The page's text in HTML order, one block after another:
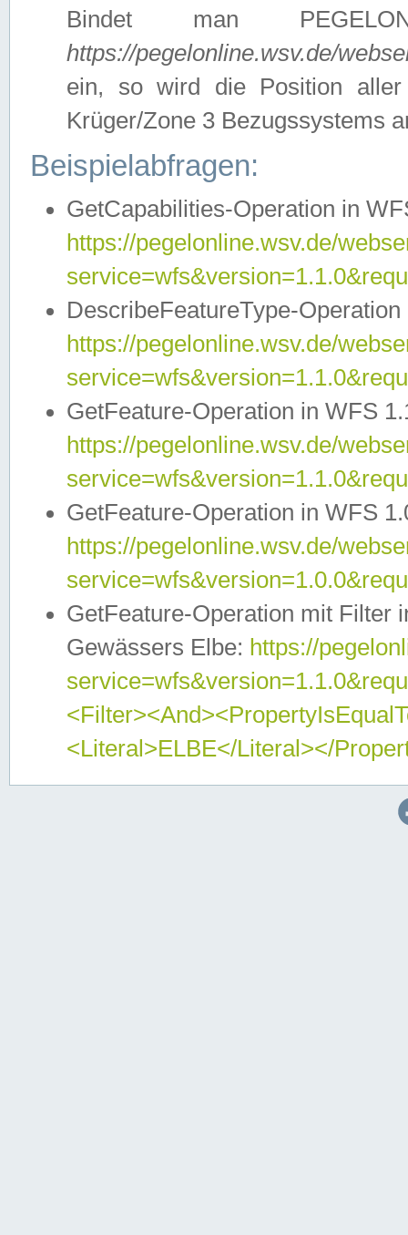
Bindet man
https://pegelonline.wsv.de/
ein, so wird die Position
Krüger/Zone 3 Bezugssystems
Beispielabfragen:
GetCapabilities-Operation in
https://pegelonline.wsv.de/
DescribeFeatureType-
https://pegelonline.wsv.de/
GetFeature-Operation in WFS
https://pegelonline.wsv.de/
GetFeature-Operation in WFS
https://pegelonline.wsv.de/
GetFeature-Operation mit Filter
Gewässers Elbe: https://
<Literal>ELBE</Literal></